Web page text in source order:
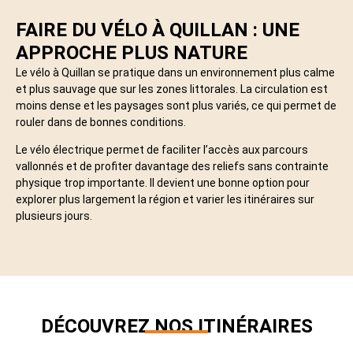
FAIRE DU VÉLO À QUILLAN : UNE
APPROCHE PLUS NATURE
Le vélo à Quillan se pratique dans un environnement plus calme
et plus sauvage que sur les zones littorales. La circulation est
moins dense et les paysages sont plus variés, ce qui permet de
rouler dans de bonnes conditions.
Le vélo électrique permet de faciliter l’accès aux parcours
vallonnés et de profiter davantage des reliefs sans contrainte
physique trop importante. Il devient une bonne option pour
explorer plus largement la région et varier les itinéraires sur
plusieurs jours.
DÉCOUVREZ NOS ITINÉRAIRES